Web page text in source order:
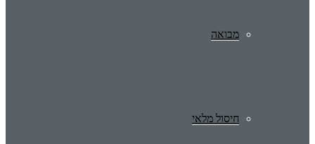
מבואה
חיסול מלאי